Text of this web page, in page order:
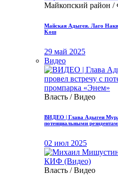
Майкопский район /
Μайская Адыгея. Лaгo
Κoш
29 май 2025
Видео
Власть / Видео
ВИДЕО | Глава Адыгеи
потенциальными
02 июл 2025
Власть / Видео